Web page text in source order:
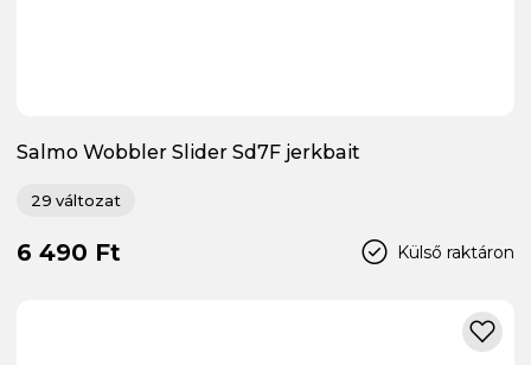
Salmo Wobbler Slider Sd7F jerkbait
29 változat
Külső raktáron
6 490 Ft